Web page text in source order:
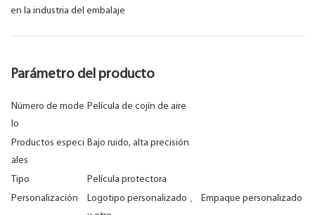
en la industria del embalaje
Parámetro del producto
Número de mode
lo
Película de cojín de aire
Productos especi
ales
Bajo ruido, alta precisión
Tipo
Película protectora
Personalización
Logotipo personalizado 、 Empaque personalizado